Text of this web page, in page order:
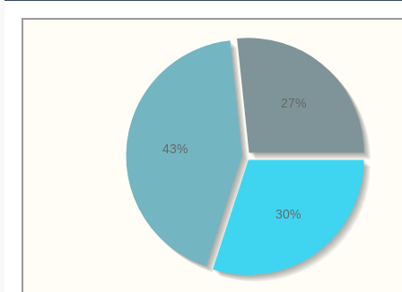
30%
43%
27%